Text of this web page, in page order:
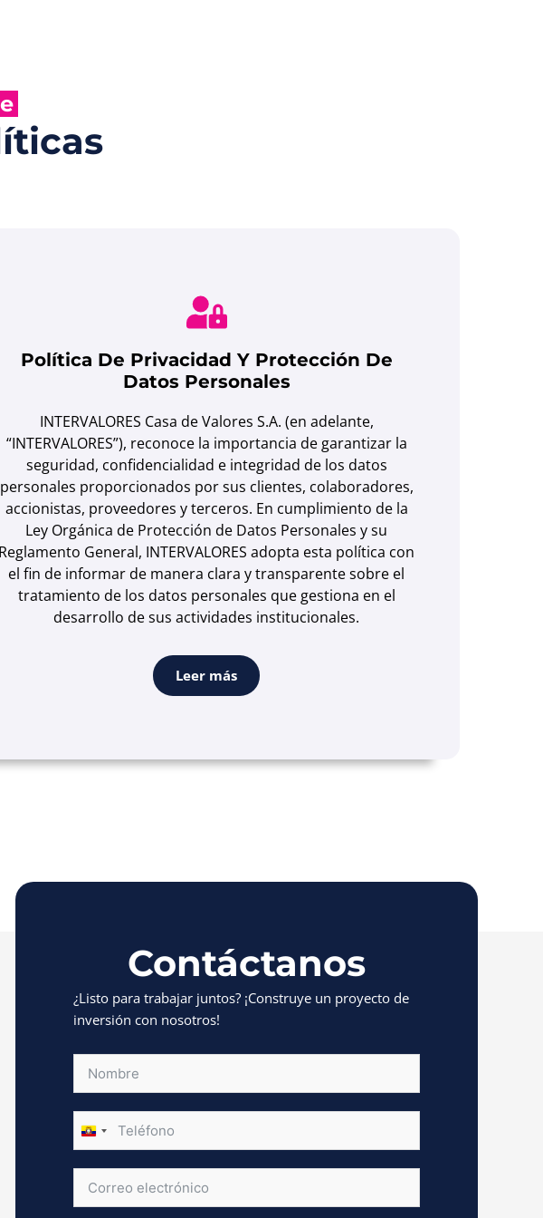
Política De Privacidad Y Protección De
Datos Personales
INTERVALORES Casa de Valores S.A. (en adelante,
“INTERVALORES”), reconoce la importancia de garantizar la
seguridad, confidencialidad e integridad de los datos
personales proporcionados por sus clientes, colaboradores,
accionistas, proveedores y terceros. En cumplimiento de la
Ley Orgánica de Protección de Datos Personales y su
Reglamento General, INTERVALORES adopta esta política con
el fin de informar de manera clara y transparente sobre el
tratamiento de los datos personales que gestiona en el
desarrollo de sus actividades institucionales.
Leer más
Contáctanos
¿Listo para trabajar juntos? ¡Construye un proyecto de
inversión con nosotros!
ECUADOR